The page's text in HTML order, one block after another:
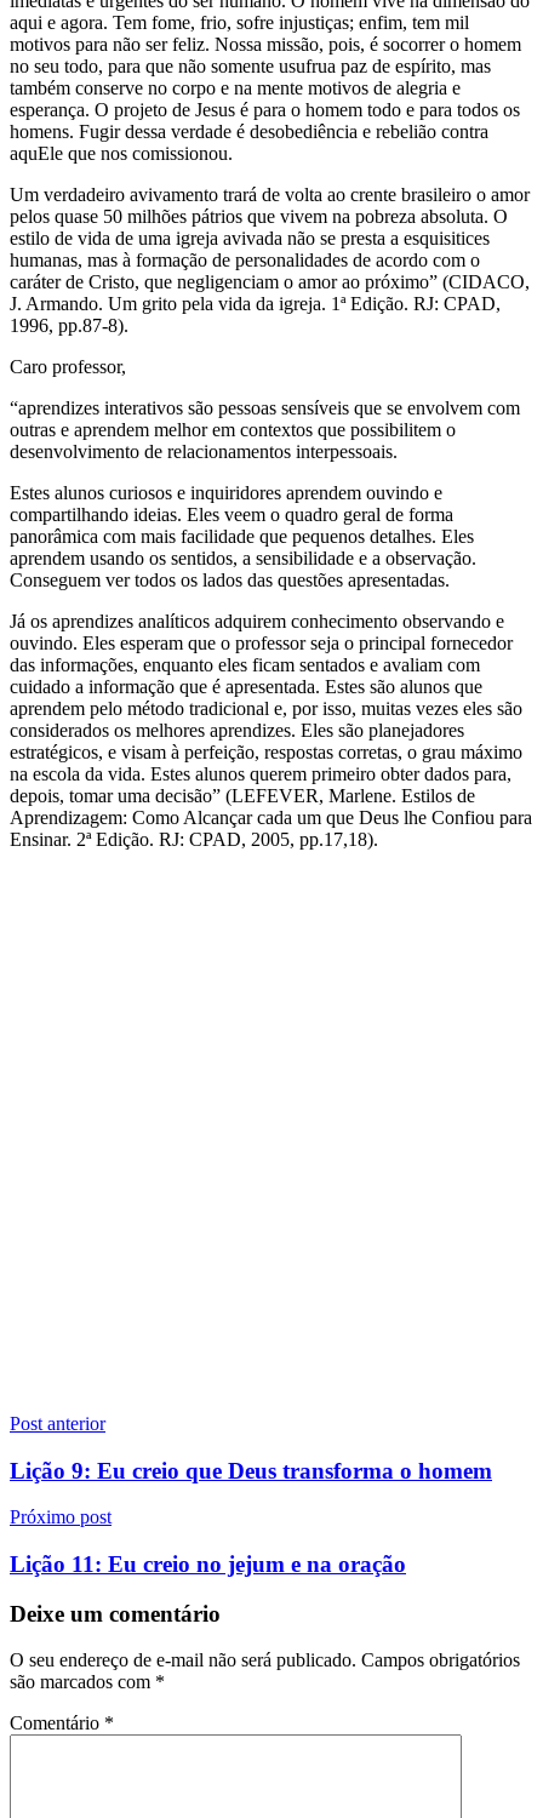
aqui e agora. Tem fome, frio, sofre injustiças; enfim, tem mil
motivos para não ser feliz. Nossa missão, pois, é socorrer o homem
no seu todo, para que não somente usufrua paz de espírito, mas
também conserve no corpo e na mente motivos de alegria e
esperança. O projeto de Jesus é para o homem todo e para todos os
homens. Fugir dessa verdade é desobediência e rebelião contra
aquEle que nos comissionou.
Um verdadeiro avivamento trará de volta ao crente brasileiro o amor
pelos quase 50 milhões pátrios que vivem na pobreza absoluta. O
estilo de vida de uma igreja avivada não se presta a esquisitices
humanas, mas à formação de personalidades de acordo com o
caráter de Cristo, que negligenciam o amor ao próximo” (CIDACO,
J. Armando. Um grito pela vida da igreja. 1ª Edição. RJ: CPAD,
1996, pp.87-8).
Caro professor,
“aprendizes interativos são pessoas sensíveis que se envolvem com
outras e aprendem melhor em contextos que possibilitem o
desenvolvimento de relacionamentos interpessoais.
Estes alunos curiosos e inquiridores aprendem ouvindo e
compartilhando ideias. Eles veem o quadro geral de forma
panorâmica com mais facilidade que pequenos detalhes. Eles
aprendem usando os sentidos, a sensibilidade e a observação.
Conseguem ver todos os lados das questões apresentadas.
Já os aprendizes analíticos adquirem conhecimento observando e
ouvindo. Eles esperam que o professor seja o principal fornecedor
das informações, enquanto eles ficam sentados e avaliam com
cuidado a informação que é apresentada. Estes são alunos que
aprendem pelo método tradicional e, por isso, muitas vezes eles são
considerados os melhores aprendizes. Eles são planejadores
estratégicos, e visam à perfeição, respostas corretas, o grau máximo
na escola da vida. Estes alunos querem primeiro obter dados para,
depois, tomar uma decisão” (LEFEVER, Marlene. Estilos de
Aprendizagem: Como Alcançar cada um que Deus lhe Confiou para
Ensinar. 2ª Edição. RJ: CPAD, 2005, pp.17,18).
Navegação
de
Post
Post anterior
Lição 9: Eu creio que Deus transforma o homem
Próximo post
Lição 11: Eu creio no jejum e na oração
Deixe um comentário
O seu endereço de e-mail não será publicado. Campos obrigatórios
são marcados com *
Comentário *